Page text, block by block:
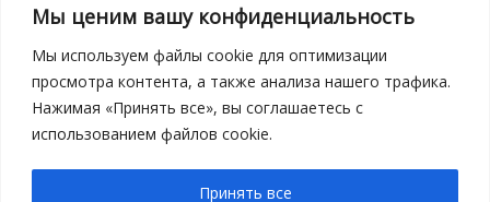
Мы ценим вашу конфиденциальность
Мы используем файлы cookie для оптимизации
просмотра контента, а также анализа нашего трафика.
Нажимая «Принять все», вы соглашаетесь с
использованием файлов cookie.
Принять все
Согласие на передачу персональных данных
Информация
Популярно о диабете